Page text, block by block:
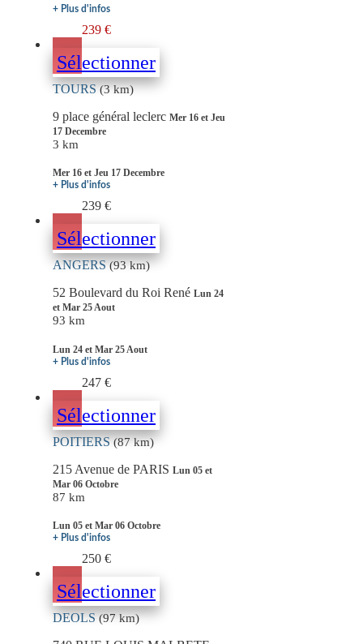
+ Plus d'infos
239 €
Sélectionner
TOURS(3 km)
9 place général leclerc Mer 16 et Jeu
17 Decembre
3 km
Mer 16 et Jeu 17 Decembre
+ Plus d'infos
239 €
Sélectionner
ANGERS(93 km)
52 Boulevard du Roi René Lun 24
et Mar 25 Aout
93 km
Lun 24 et Mar 25 Aout
+ Plus d'infos
247 €
Sélectionner
POITIERS(87 km)
215 Avenue de PARIS Lun 05 et
Mar 06 Octobre
87 km
Lun 05 et Mar 06 Octobre
+ Plus d'infos
250 €
Sélectionner
DEOLS(97 km)